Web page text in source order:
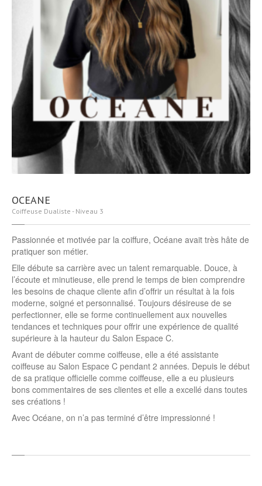
OCEANE
Coiffeuse Dualiste - Niveau 3
Passionnée et motivée par la coiffure, Océane avait très hâte de
pratiquer son métier.
Elle débute sa carrière avec un talent remarquable. Douce, à
l’écoute et minutieuse, elle prend le temps de bien comprendre
les besoins de chaque cliente afin d’offrir un résultat à la fois
moderne, soigné et personnalisé. Toujours désireuse de se
perfectionner, elle se forme continuellement aux nouvelles
tendances et techniques pour offrir une expérience de qualité
supérieure à la hauteur du Salon Espace C.
Avant de débuter comme coiffeuse, elle a été assistante
coiffeuse au Salon Espace C pendant 2 années. Depuis le début
de sa pratique officielle comme coiffeuse, elle a eu plusieurs
bons commentaires de ses clientes et elle a excellé dans toutes
ses créations !
Avec Océane, on n’a pas terminé d’être impressionné !